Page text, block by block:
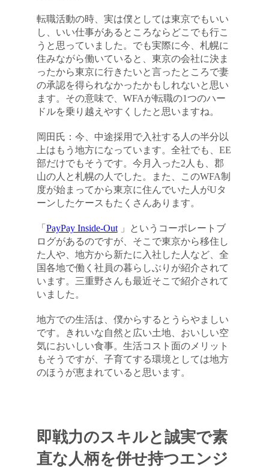
転職活動の時、実は僕としては東京でもいい
し、いい仕事があるところならどこでも行こ
うと思っていました。でも実際に今、札幌に
住みながら働いていると、東京の会社に決ま
ったから東京に行きたいと言ったところで妻
の承認を得られなかったかもしれないと思い
ます。その意味で、WFAが転職の1つのハー
ドルを乗り越えやすくしたと思いますね。
岡田氏：今、中途採用で入社する人の半分以
上はもう地方になっています。全社でも、EE
部だけでもそうです。今月入った2人も、郡
山の人と札幌の人でした。また、このWFA制
度が始まってから東京に住んでいた人がUタ
ーンしたケースもたくさんあります。
「PayPay Inside-Out」というコーポレートブ
ログがあるのですが、そこで東京から移住し
た人や、地方から新たに入社した人など、全
国各地で働く社員の暮らしぶりが紹介されて
います。三重野さんも最近そこで紹介されて
いました。
地方での生活は、僕からするとうらやましい
です。きれいな自然と広い土地、おいしい空
気においしい食事。生活コスト面のメリット
もそうですが、子育てする環境としては地方
のほうが恵まれていると思います。
即戦力のスキルと誠実で素
直な人柄を併せ持つエンジ